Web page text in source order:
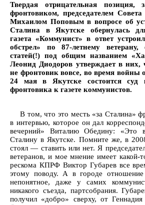
Твердая отрицательная позиция,
фронтовиком, председателем
Михаилом Поповым в вопросе об
Сталина в Якутске обернулась
газета «Коммунист» в ответ
обстрел» по 87-летнему
статей(!) под общим названием
Леонид Диодоров утверждает в
не фронтовик вовсе, во время войны
24 мая в Якутске состоится суд
фронтовика к газете коммунистов.
В том, что это месть «за Сталина»
в интервью, которое он дал
вечерний» Виталию Обедину: «Это
Сталину в Якутске. Помните же, в
стоял — ставить или нет. Я
ветеранов, и мое мнение имеет какой-
рескома КПРФ Виктор Губарев все
этому поводу. А в городе
непонятное, даже у самих
никакого съезда, партсобрания.
получил «добро» сверху, от